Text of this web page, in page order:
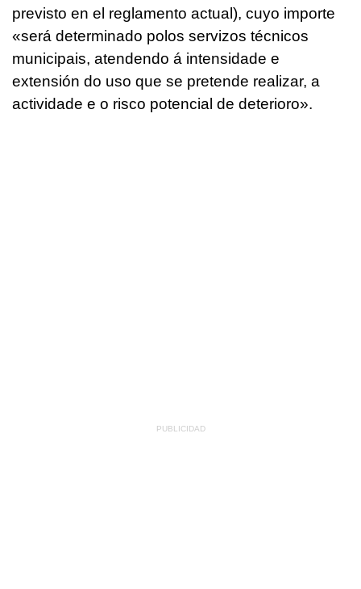
previsto en el reglamento actual), cuyo importe
«será determinado polos servizos técnicos
municipais, atendendo á intensidade e
extensión do uso que se pretende realizar, a
actividade e o risco potencial de deterioro».